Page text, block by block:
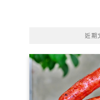
近期